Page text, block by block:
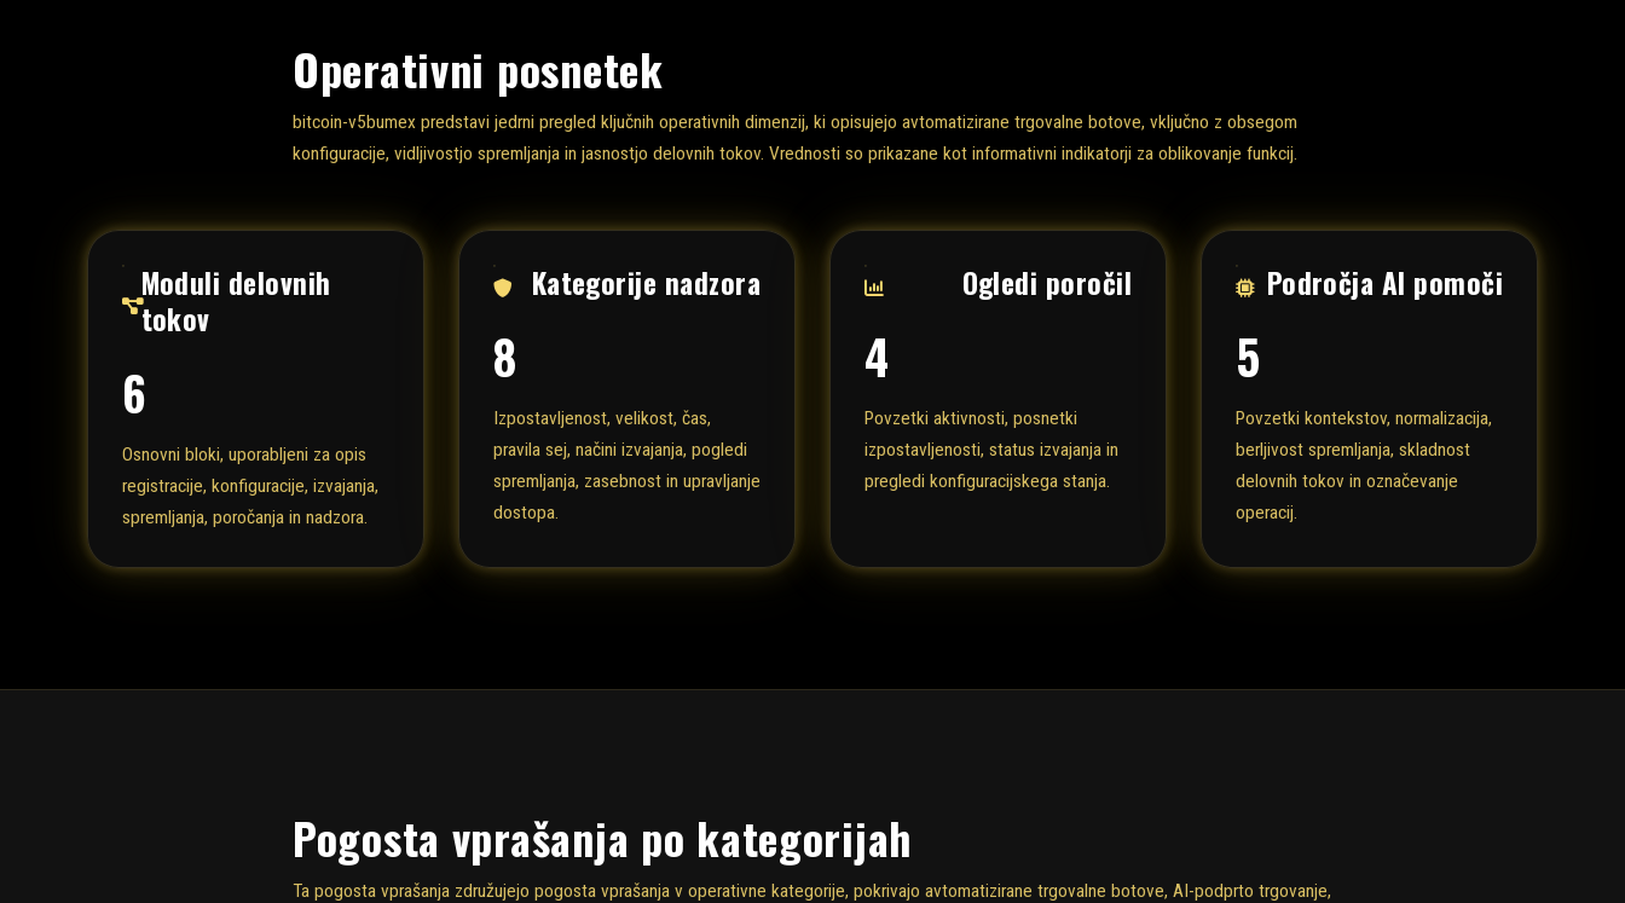
Operativni posnetek
bitcoin-v5bumex predstavi jedrni pregled ključnih operativnih dimenzij, ki opisujejo avtomatizirane trgovalne botove, vključno z obsegom
konfiguracije, vidljivostjo spremljanja in jasnostjo delovnih tokov. Vrednosti so prikazane kot informativni indikatorji za oblikovanje funkcij.
Moduli delovnih
tokov
6
Osnovni bloki, uporabljeni za opis
registracije, konfiguracije, izvajanja,
spremljanja, poročanja in nadzora.
Kategorije nadzora
8
Izpostavljenost, velikost, čas,
pravila sej, načini izvajanja, pogledi
spremljanja, zasebnost in upravljanje
dostopa.
Ogledi poročil
4
Povzetki aktivnosti, posnetki
izpostavljenosti, status izvajanja in
pregledi konfiguracijskega stanja.
Področja AI pomoči
5
Povzetki kontekstov, normalizacija,
berljivost spremljanja, skladnost
delovnih tokov in označevanje
operacij.
Pogosta vprašanja po kategorijah
Ta pogosta vprašanja združujejo pogosta vprašanja v operativne kategorije, pokrivajo avtomatizirane trgovalne botove, AI-podprto trgovanje,